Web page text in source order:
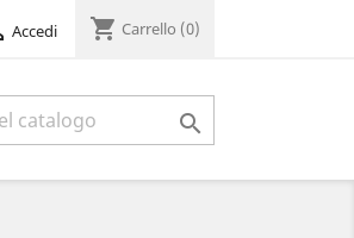
Accedi shopping_cart Carrello (0)
